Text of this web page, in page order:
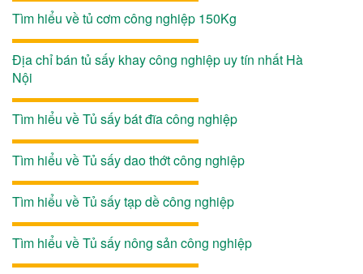
Tìm hiểu về tủ cơm công nghiệp 150Kg
Địa chỉ bán tủ sấy khay công nghiệp uy tín nhất Hà
Nội
Tìm hiểu về Tủ sấy bát đĩa công nghiệp
Tìm hiểu về Tủ sấy dao thớt công nghiệp
Tìm hiểu về Tủ sấy tạp dề công nghiệp
Tìm hiểu về Tủ sấy nông sản công nghiệp